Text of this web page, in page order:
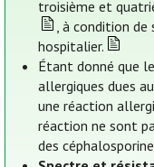
troisième et
, à condition
hospitalier.
Étant donné que
allergiques dues
une réaction
réaction ne sont
des